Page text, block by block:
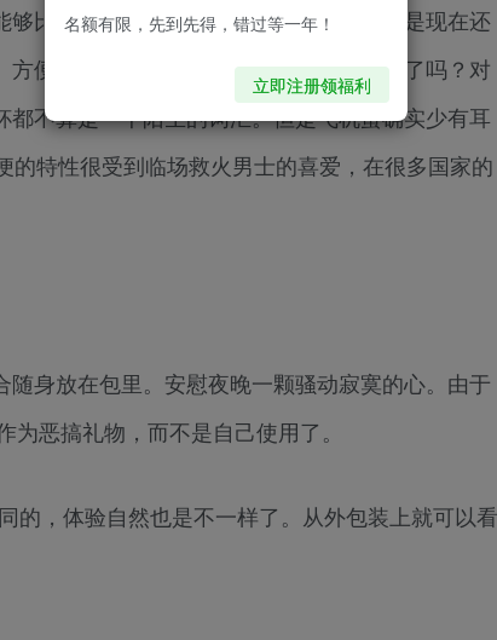
比五指姑娘用起来更加舒适、卫生。但是现在还
便，而且随时随地可使用，你了解过它了吗？对
不算是一个陌生的词汇。但是飞机蛋确实少有耳
特性很受到临场救火男士的喜爱，在很多国家的
身放在包里。安慰夜晚一颗骚动寂寞的心。由于
恶搞礼物，而不是自己使用了。
的，体验自然也是不一样了。从外包装上就可以看
名额有限，先到先得，错过等一年！
立即注册领福利